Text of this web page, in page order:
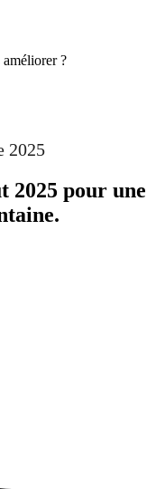
?
2025
2025 pour une